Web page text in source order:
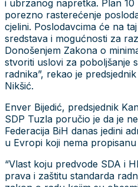
i ubrzanog napretka. Plan
porezno rasterećenje
cjelini. Poslodavcima će na
sredstava i mogućnosti za
Donošenjem Zakona o
stvoriti uslovi za poboljšanje
radnika”, rekao je
Nikšić.
Enver Bijedić, predsjednik
SDP Tuzla poručio je da je
Federacija BiH danas jedini
u Evropi koji nema
“Vlast koju predvode SDA i
prava i zaštitu standarda